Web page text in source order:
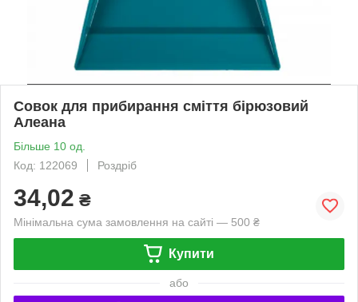
Совок для прибирання сміття бірюзовий
Алеана
Більше 10 од.
Код: 122069
Роздріб
34,02 ₴
Мінімальна сума замовлення на сайті — 500 ₴
Купити
або